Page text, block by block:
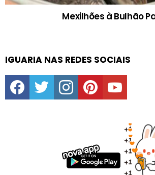
Mexilhões à Bulhão
IGUARIA NAS REDES SOCIAIS
facebooktwitter instagrampinterestyoutube